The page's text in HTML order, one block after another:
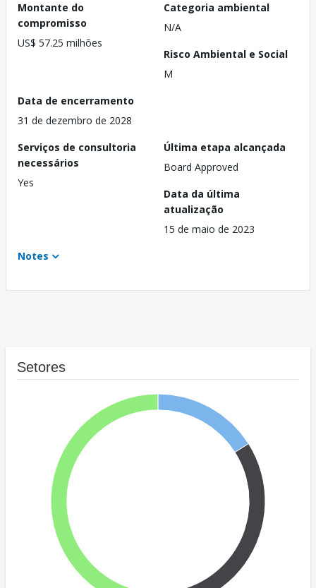
Montante do
compromisso
US$ 57.25 milhões
Categoria ambiental
N/A
Risco Ambiental e Social
M
Data de encerramento
31 de dezembro de 2028
Serviços de consultoria
necessários
Yes
Última etapa alcançada
Board Approved
Data da última
atualização
15 de maio de 2023
Notes
Setores